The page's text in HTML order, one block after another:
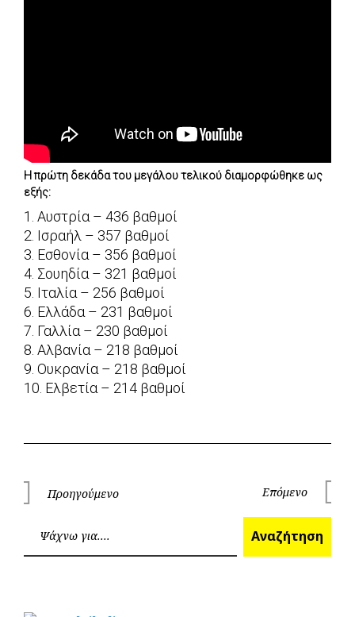
Η πρώτη δεκάδα του μεγάλου τελικού διαμορφώθηκε ως
εξής:
1. Αυστρία – 436 βαθμοί
2. Ισραήλ – 357 βαθμοί
3. Εσθονία – 356 βαθμοί
4. Σουηδία – 321 βαθμοί
5. Ιταλία – 256 βαθμοί
6. Ελλάδα – 231 βαθμοί
7. Γαλλία – 230 βαθμοί
8. Αλβανία – 218 βαθμοί
9. Ουκρανία – 218 βαθμοί
10. Ελβετία – 214 βαθμοί
Πλοήγηση
άρθρων
Προηγούμενο Επόμενο
Αναζήτηση